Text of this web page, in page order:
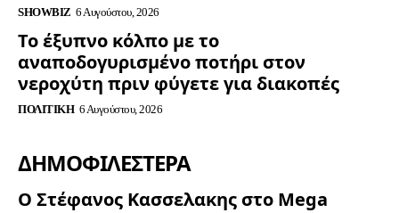
SHOWBIZ 6 Αυγούστου, 2026
Το έξυπνο κόλπο με το
αναποδογυρισμένο ποτήρι στον
νεροχύτη πριν φύγετε για διακοπές
ΠΟΛΙΤΙΚΉ 6 Αυγούστου, 2026
ΔΗΜΟΦΙΛΈΣΤΕΡΑ
Ο Στέφανος Κασσελακης στο Mega